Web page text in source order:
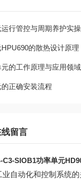
行管控与周期养护实
的散热设计原理
的工作原理与应用领
正确安装流程
留言
C3-SIOB1功率单元
业自动化和控制系统